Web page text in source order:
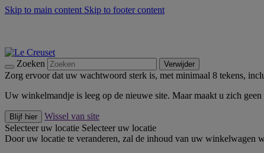
Skip to main content Skip to footer content
Zoeken Verwijder
Zorg ervoor dat uw wachtwoord sterk is, met minimaal 8 tekens,
Uw winkelmandje is leeg op de nieuwe site. Maar maakt u zich
Blijf hier
Wissel van site
Selecteer uw locatie Selecteer uw locatie
Door uw locatie te veranderen, zal de inhoud van uw winkelwagen